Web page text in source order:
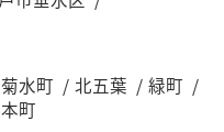
菊水町 北五葉
緑町
町